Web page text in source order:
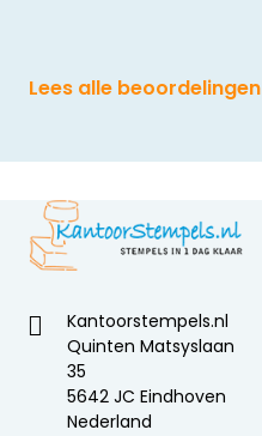
Lees alle beoordelingen
Kantoorstempels.nl
Quinten Matsyslaan
35
5642 JC Eindhoven
Nederland